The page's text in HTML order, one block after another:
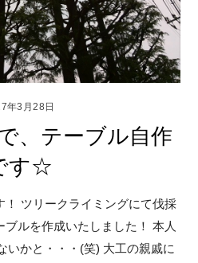
年3月28日
、テーブル自作
す☆
ツリークライミングにて伐採
ブルを作成いたしました！ 本人
いかと・・・(笑) 大工の親戚に